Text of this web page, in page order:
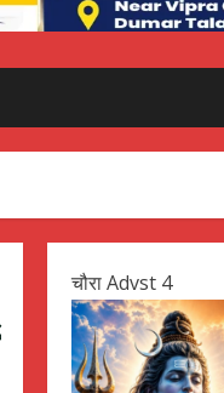
चौरा Advst 4